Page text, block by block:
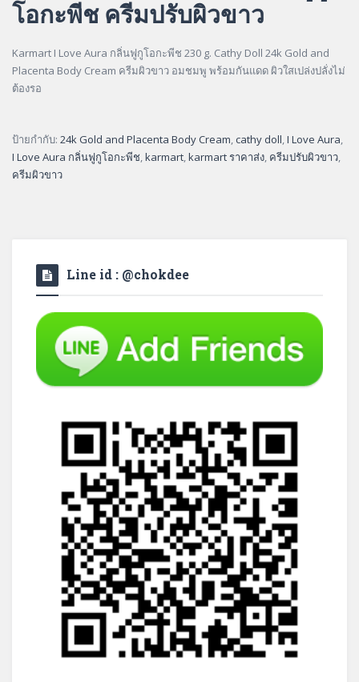
โอกะพีช ครีมปรับผิวขาว
Karmart I Love Aura กลิ่นฟูกูโอกะพีช 230 g. Cathy Doll 24k Gold and
Placenta Body Cream ครีมผิวขาว อมชมพู พร้อมกันแดด ผิวใสเปล่งปลั่งไม่
ต้องรอ
ป้ายกำกับ: 24k Gold and Placenta Body Cream,cathy doll,I Love Aura,
I Love Aura กลิ่นฟูกูโอกะพีช,karmart,karmart ราคาส่ง, ครีมปรับผิวขาว,
ครีมผิวขาว
Line id : @chokdee